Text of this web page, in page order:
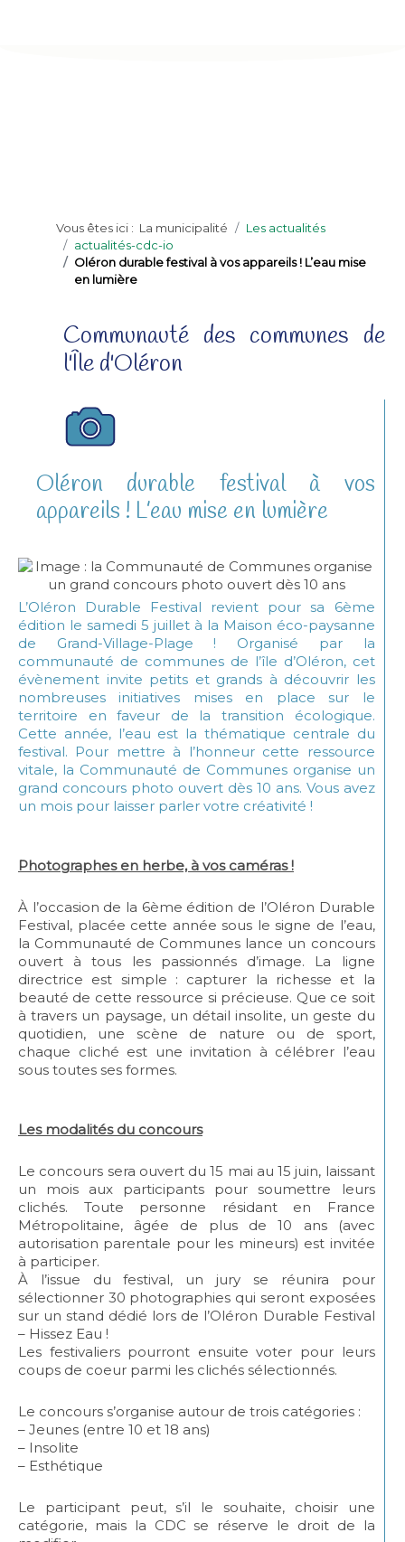
Vous êtes ici : La municipalité
Les actualités
actualités-cdc-io
Oléron durable festival à vos appareils ! L’eau mise
en lumière
Communauté des communes de
l'Île d'Oléron
Oléron durable festival à vos
appareils ! L’eau mise en lumière
L’Oléron Durable Festival revient pour sa 6ème
édition le samedi 5 juillet à la Maison éco-paysanne
de Grand-Village-Plage ! Organisé par la
communauté de communes de l’île d’Oléron, cet
évènement invite petits et grands à découvrir les
nombreuses initiatives mises en place sur le
territoire en faveur de la transition écologique.
Cette année, l’eau est la thématique centrale du
festival. Pour mettre à l’honneur cette ressource
vitale, la Communauté de Communes organise un
grand concours photo ouvert dès 10 ans. Vous avez
un mois pour laisser parler votre créativité !
Photographes en herbe, à vos caméras !
À l’occasion de la 6ème édition de l’Oléron Durable
Festival, placée cette année sous le signe de l’eau,
la Communauté de Communes lance un concours
ouvert à tous les passionnés d’image. La ligne
directrice est simple : capturer la richesse et la
beauté de cette ressource si précieuse. Que ce soit
à travers un paysage, un détail insolite, un geste du
quotidien, une scène de nature ou de sport,
chaque cliché est une invitation à célébrer l’eau
sous toutes ses formes.
Les modalités du concours
Le concours sera ouvert du 15 mai au 15 juin, laissant
un mois aux participants pour soumettre leurs
clichés. Toute personne résidant en France
Métropolitaine, âgée de plus de 10 ans (avec
autorisation parentale pour les mineurs) est invitée
à participer.
À l’issue du festival, un jury se réunira pour
sélectionner 30 photographies qui seront exposées
sur un stand dédié lors de l’Oléron Durable Festival
– Hissez Eau !
Les festivaliers pourront ensuite voter pour leurs
coups de coeur parmi les clichés sélectionnés.
Le concours s’organise autour de trois catégories :
– Jeunes (entre 10 et 18 ans)
– Insolite
– Esthétique
Le participant peut, s’il le souhaite, choisir une
catégorie, mais la CDC se réserve le droit de la